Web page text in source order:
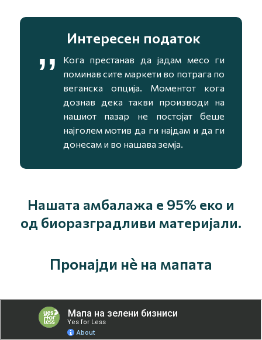
Интересен податок
,,
Кога престанав да јадам месо ги
поминав сите маркети во потрага по
веганска опција. Моментот кога
дознав дека такви производи на
нашиот пазар не постојат беше
најголем мотив да ги најдам и да ги
донесам и во нашава земја.
Нашата амбалажа е 95% еко и
од биоразградливи материјали.
Пронајди нè на мапата